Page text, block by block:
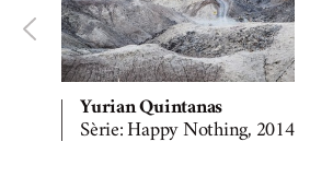
Yurian Quintanas
Sèrie: Happy Nothing, 2014